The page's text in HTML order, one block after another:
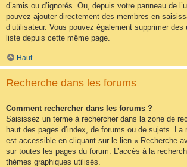
d’amis ou d’ignorés. Ou, depuis votre panneau de
pouvez ajouter directement des membres en
d’utilisateur. Vous pouvez également supprimer
liste depuis cette même page.
Haut
Recherche dans les forums
Comment rechercher dans les forums ?
Saisissez un terme à rechercher dans la zone de
haut des pages d’index, de forums ou de sujets. La
est accessible en cliquant sur le lien « Recherche
sur toutes les pages du forum. L’accès à la
thèmes graphiques utilisés.